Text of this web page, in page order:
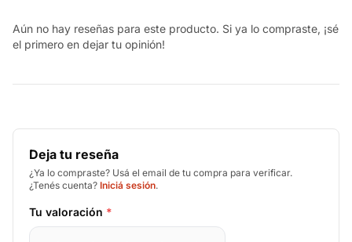
Aún no hay reseñas para este producto. Si ya lo compraste, ¡sé
el primero en dejar tu opinión!
Deja tu reseña
¿Ya lo compraste? Usá el email de tu compra para verificar.
¿Tenés cuenta? Iniciá sesión.
Tu valoración *